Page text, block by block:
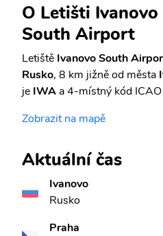
O Letišti
South Airport
Letiště Ivanovo South
Rusko, 8 km jižně od města
je IWA a 4-místný kód
Zobrazit na mapě
Aktuální čas
Ivanovo
Rusko
Praha